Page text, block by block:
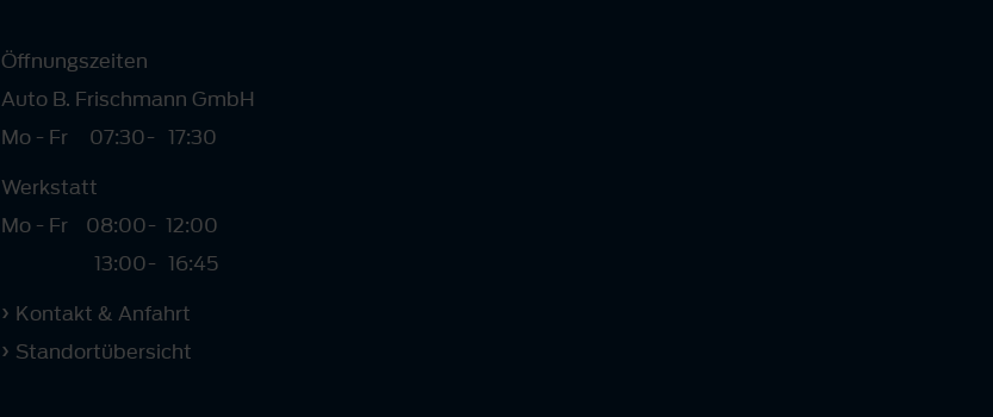
Öffnungszeiten
Auto B. Frischmann GmbH
Mo - Fr
07:30- 17:30
Werkstatt
Mo - Fr
08:00
13:00
-
-
12:00
16:45
Kontakt & Anfahrt
Standortübersicht